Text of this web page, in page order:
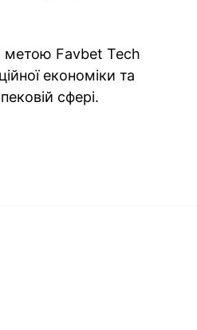
метою Favbet Tech
економіки та
сфері.